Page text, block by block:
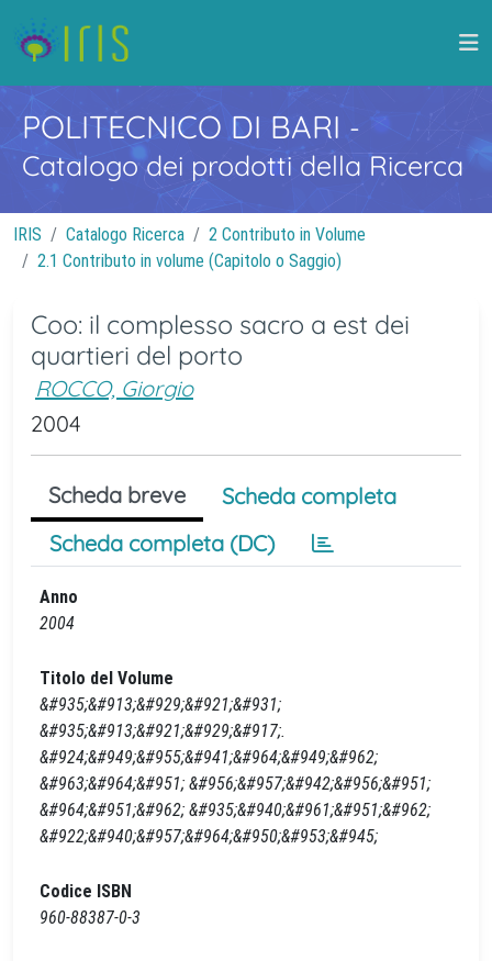
POLITECNICO DI BARI -
Catalogo dei prodotti della Ricerca
IRIS Catalogo Ricerca
2 Contributo in Volume
2.1 Contributo in volume (Capitolo o Saggio)
Coo: il complesso sacro a est dei
quartieri del porto
ROCCO, Giorgio
2004
Scheda breve
Scheda completa
Scheda completa (DC)
Anno
2004
Titolo del Volume
&#935;&#913;&#929;&#921;&#931;
&#935;&#913;&#921;&#929;&#917;.
&#924;&#949;&#955;&#941;&#964;&#949;&#962;
&#963;&#964;&#951; &#956;&#957;&#942;&#956;&#951;
&#964;&#951;&#962; &#935;&#940;&#961;&#951;&#962;
&#922;&#940;&#957;&#964;&#950;&#953;&#945;
Codice ISBN
960-88387-0-3